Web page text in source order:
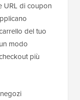
URL di coupon
del tuo
modo
più